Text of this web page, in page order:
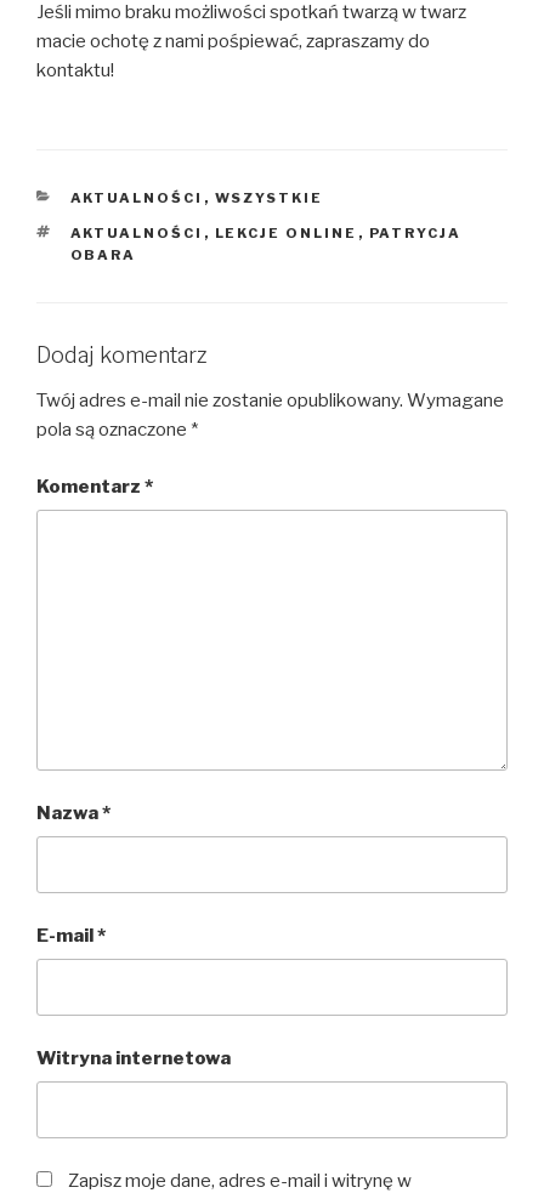
Jeśli mimo braku możliwości spotkań twarzą w twarz
macie ochotę z nami pośpiewać, zapraszamy do
kontaktu!
KATEGORIE
AKTUALNOŚCI , WSZYSTKIE
TAGI
AKTUALNOŚCI , LEKCJE ONLINE , PATRYCJA
OBARA
Dodaj komentarz
Twój adres e-mail nie zostanie opublikowany. Wymagane
pola są oznaczone *
Komentarz *
Nazwa*
E-mail*
Witryna internetowa
Zapisz moje dane, adres e-mail i witrynę w